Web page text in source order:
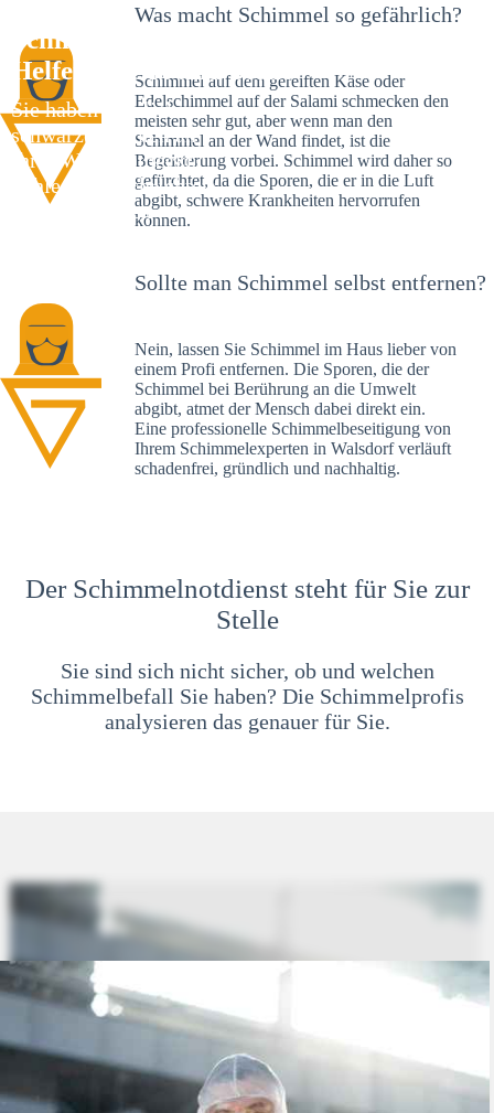
Schimmelexperte in Walsdorf – Ihr
Helfer an Ort und Stelle
Sie haben kürzlich
schwarze Flecken an
Ihrer Wand entdeckt?
Schlechte Nachrichten:
Sie haben einen
Was macht Schimmel so gefährlich?
Schimmel auf dem gereiften Käse oder
Edelschimmel auf der Salami schmecken den
meisten sehr gut, aber wenn man den
Schimmel an der Wand findet, ist die
Begeisterung vorbei. Schimmel wird daher so
gefürchtet, da die Sporen, die er in die Luft
abgibt, schwere Krankheiten hervorrufen
können.
Sollte man Schimmel selbst entfernen?
Nein, lassen Sie Schimmel im Haus lieber von
einem Profi entfernen. Die Sporen, die der
Schimmel bei Berührung an die Umwelt
abgibt, atmet der Mensch dabei direkt ein.
Eine professionelle Schimmelbeseitigung von
Ihrem Schimmelexperten in Walsdorf verläuft
schadenfrei, gründlich und nachhaltig.
Der Schimmelnotdienst steht für Sie zur
Stelle
Sie sind sich nicht sicher, ob und welchen
Schimmelbefall Sie haben? Die Schimmelprofis
analysieren das genauer für Sie.